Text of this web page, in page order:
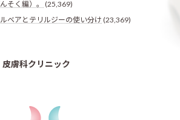
そく編）。
(25,369)
ベアとテリルジーの使い分け (23,369)
膚科クリニック